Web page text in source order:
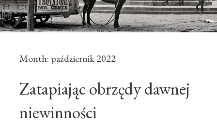
Month: październik 2022
Zatapiając obrzędy dawnej
niewinności